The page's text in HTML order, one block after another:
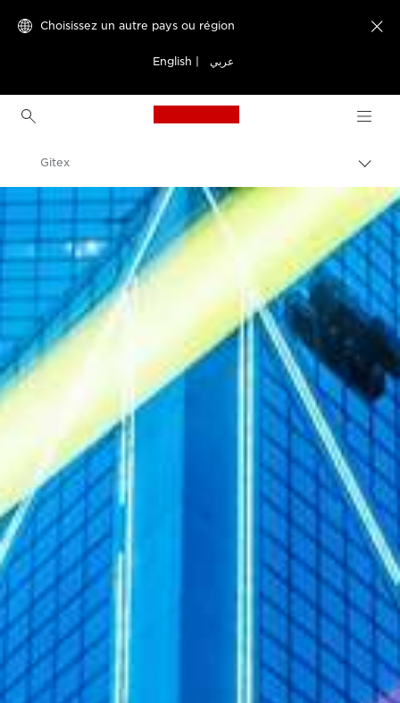
Choisissez un autre pays ou région
English عربي

Canon Logo, back to
entre
les
fils
Evénements
Gitex